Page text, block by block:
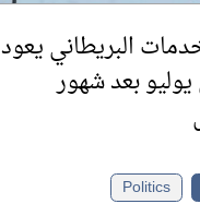
البريطاني يعود
بعد شهور
Politics